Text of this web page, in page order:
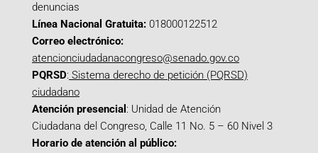
denuncias
Línea Nacional Gratuita: 018000122512
Correo electrónico:
atencionciudadanacongreso@senado.gov.co
PQRSD: Sistema derecho de petición (PQRSD)
ciudadano
Atención presencial : Unidad de Atención
Ciudadana del Congreso, Calle 11 No. 5 – 60 Nivel 3
Horario de atención al público: